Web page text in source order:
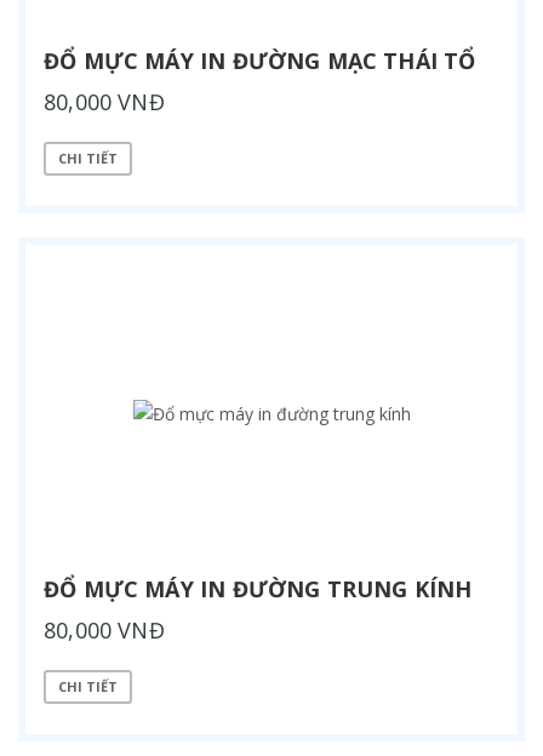
ĐỔ MỰC MÁY IN ĐƯỜNG MẠC THÁI TỔ
80,000 VNĐ
CHI TIẾT
ĐỔ MỰC MÁY IN ĐƯỜNG TRUNG KÍNH
80,000 VNĐ
CHI TIẾT